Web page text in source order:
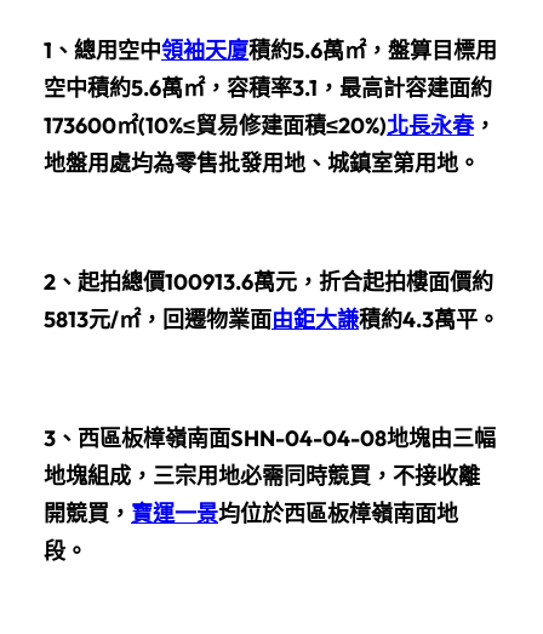
1、 總用空中領袖天廈積約5.6萬㎡，盤算目標用
空中積約5.6萬㎡，容積率3.1，最高計容建面約
173600㎡(10%≤貿易修建面積≤20%)北長永春，
地盤用處均為零售批發用地、城鎮室第用地。
2、 起拍總價100913.6萬元，折合起拍樓面價約
5813元/㎡，回遷物業面由鉅大謙積約4.3萬平。
3、西區板樟嶺南面SHN-04-04-08地塊由三幅
地塊組成，三宗用地必需同時競買，不接收離
開競買， 寶運一景均位於西區板樟嶺南面地
段。